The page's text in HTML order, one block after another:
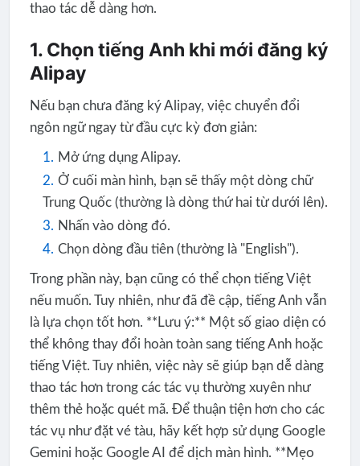
thao tác dễ dàng hơn.
1. Chọn tiếng Anh khi mới đăng ký
Alipay
Nếu bạn chưa đăng ký Alipay, việc chuyển đổi
ngôn ngữ ngay từ đầu cực kỳ đơn giản:
Mở ứng dụng Alipay.
Ở cuối màn hình, bạn sẽ thấy một dòng chữ
Trung Quốc (thường là dòng thứ hai từ dưới lên).
Nhấn vào dòng đó.
Chọn dòng đầu tiên (thường là "English").
Trong phần này, bạn cũng có thể chọn tiếng Việt
nếu muốn. Tuy nhiên, như đã đề cập, tiếng Anh vẫn
là lựa chọn tốt hơn. **Lưu ý:** Một số giao diện có
thể không thay đổi hoàn toàn sang tiếng Anh hoặc
tiếng Việt. Tuy nhiên, việc này sẽ giúp bạn dễ dàng
thao tác hơn trong các tác vụ thường xuyên như
thêm thẻ hoặc quét mã. Để thuận tiện hơn cho các
tác vụ như đặt vé tàu, hãy kết hợp sử dụng Google
Gemini hoặc Google AI để dịch màn hình. **Mẹo